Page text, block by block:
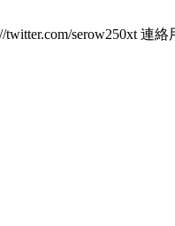
serow250xt 連絡